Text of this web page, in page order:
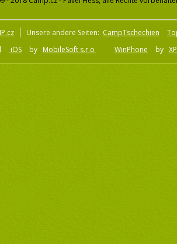
Unsere andere Seiten: CampTschechien
iOS by MobileSoft s.r.o WinPhone by